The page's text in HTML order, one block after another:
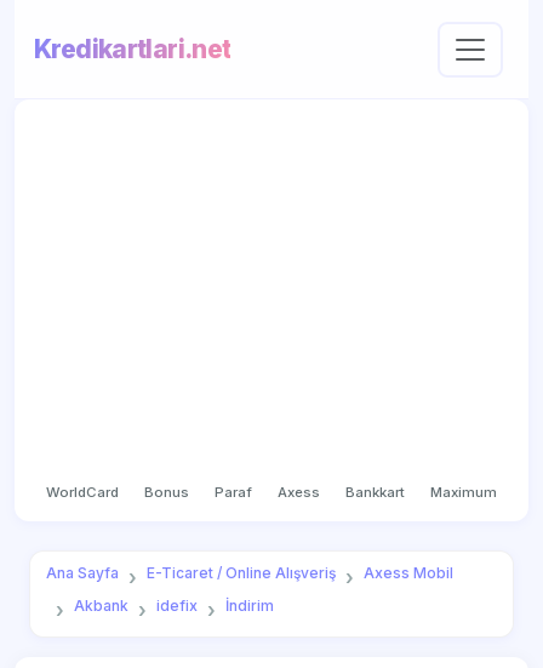
Kredikartlari.net
WorldCard Bonus Paraf Axess Bankkart Maximum
Ana Sayfa E-Ticaret / Online Alışveriş
Axess Mobil
Akbank
idefix İndirim